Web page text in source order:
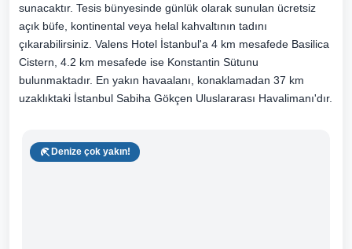
sunacaktır. Tesis bünyesinde günlük olarak sunulan ücretsiz
açık büfe, kontinental veya helal kahvaltının tadını
çıkarabilirsiniz. Valens Hotel İstanbul'a 4 km mesafede Basilica
Cistern, 4.2 km mesafede ise Konstantin Sütunu
bulunmaktadır. En yakın havaalanı, konaklamadan 37 km
uzaklıktaki İstanbul Sabiha Gökçen Uluslararası Havalimanı'dır.
Denize çok yakın!